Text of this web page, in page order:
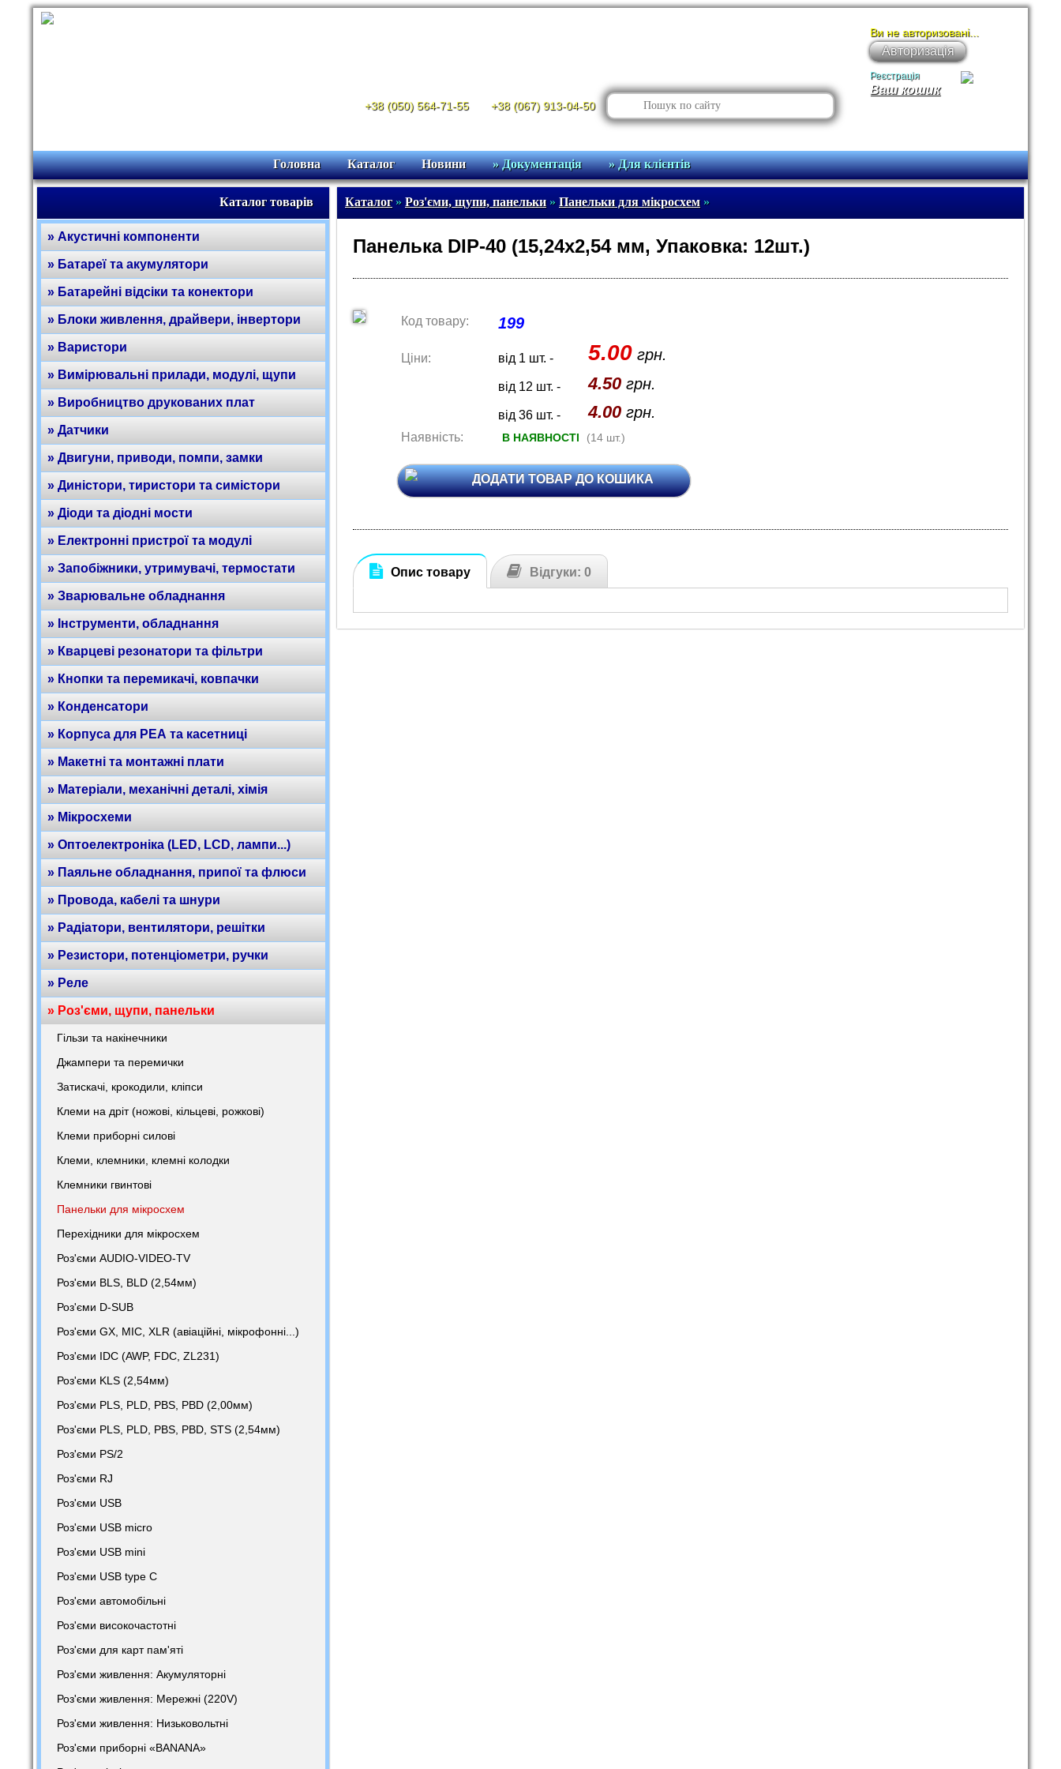
+38 (050) 564-71-55 +38 (067) 913-04-50
Ваш кошик
Ви не авторизовані...
Авторизація
Реєстрація
Головна Каталог Новини » Документація » Для клієнтів
Каталог товарів
» Акустичні компоненти
» Батареї та акумулятори
» Батарейні відсіки та конектори
» Блоки живлення, драйвери, інвертори
» Варистори
» Вимірювальні прилади, модулі, щупи
» Виробництво друкованих плат
» Датчики
» Двигуни, приводи, помпи, замки
» Диністори, тиристори та симістори
» Діоди та діодні мости
» Електронні пристрої та модулі
» Запобіжники, утримувачі, термостати
» Зварювальне обладнання
» Інструменти, обладнання
» Кварцеві резонатори та фільтри
» Кнопки та перемикачі, ковпачки
» Конденсатори
» Корпуса для РЕА та касетниці
» Макетні та монтажні плати
» Матеріали, механічні деталі, хімія
» Мікросхеми
» Оптоелектроніка (LED, LCD, лампи...)
» Паяльне обладнання, припої та флюси
» Провода, кабелі та шнури
» Радіатори, вентилятори, решітки
» Резистори, потенціометри, ручки
» Реле
» Роз'єми, щупи, панельки
Гільзи та накінечники
Джампери та перемички
Затискачі, крокодили, кліпси
Клеми на дріт (ножові, кільцеві, рожкові)
Клеми приборні силові
Клеми, клемники, клемні колодки
Клемники гвинтові
Панельки для мікросхем
Перехідники для мікросхем
Роз'єми AUDIO-VIDEO-TV
Роз'єми BLS, BLD (2,54мм)
Роз'єми D-SUB
Роз'єми GX, MIC, XLR (авіаційні, мікрофонні...)
Роз'єми IDC (AWP, FDC, ZL231)
Роз'єми KLS (2,54мм)
Роз'єми PLS, PLD, PBS, PBD (2,00мм)
Роз'єми PLS, PLD, PBS, PBD, STS (2,54мм)
Роз'єми PS/2
Роз'єми RJ
Роз'єми USB
Роз'єми USB micro
Роз'єми USB mini
Роз'єми USB type C
Роз'єми автомобільні
Роз'єми високочастотні
Роз'єми для карт пам'яті
Роз'єми живлення: Акумуляторні
Роз'єми живлення: Мережні (220V)
Роз'єми живлення: Низьковольтні
Роз'єми приборні «BANANA»
Каталог» Роз'єми, щупи, панельки» Панельки для мікросхем»
Панелька DIP-40 (15,24х2,54 мм, Упаковка: 12шт.)
Код товару: 199
Ціни: від 1 шт. - 5.00 грн.
від 12 шт. - 4.50 грн.
від 36 шт. - 4.00 грн.
Наявність: В НАЯВНОСТІ (14 шт.)
ДОДАТИ ТОВАР ДО КОШИКА
Опис товару Відгуки: 0